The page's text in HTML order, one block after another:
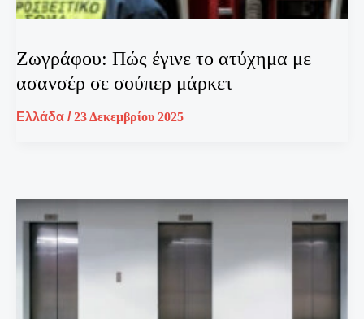
Ζωγράφου: Πώς έγινε το ατύχημα με
ασανσέρ σε σούπερ μάρκετ
Ελλάδα /23 Δεκεμβρίου 2025